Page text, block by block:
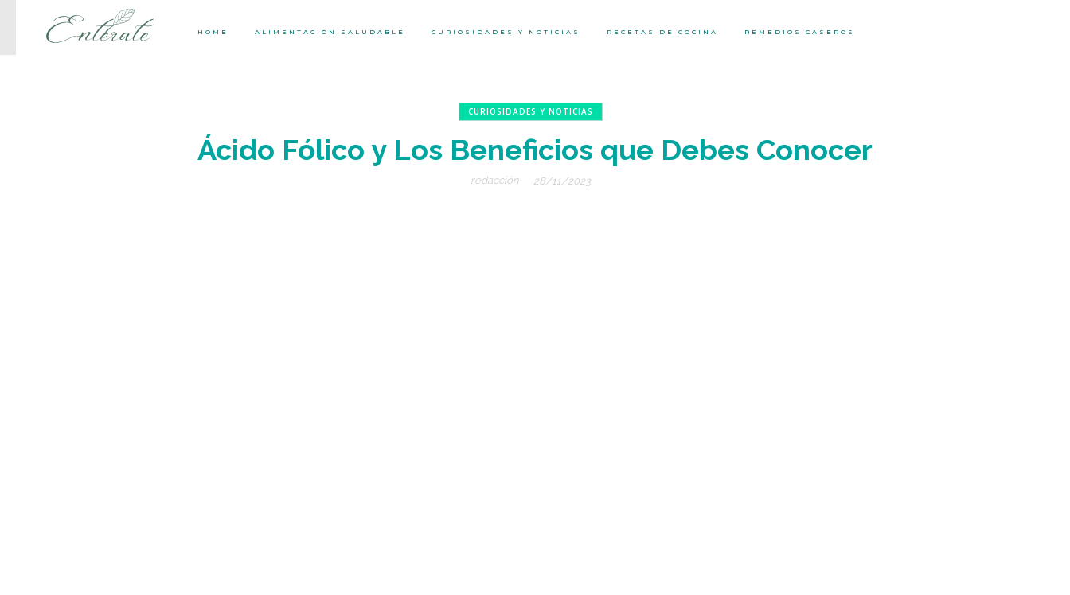
HOME ALIMENTACIÓN SALUDABLE CURIOSIDADES Y NOTICIAS RECETAS DE COCINA REMEDIOS CASEROS
CURIOSIDADES Y NOTICIAS
Ácido Fólico y Los Beneficios que Debes Conocer
redacción 28/11/2023